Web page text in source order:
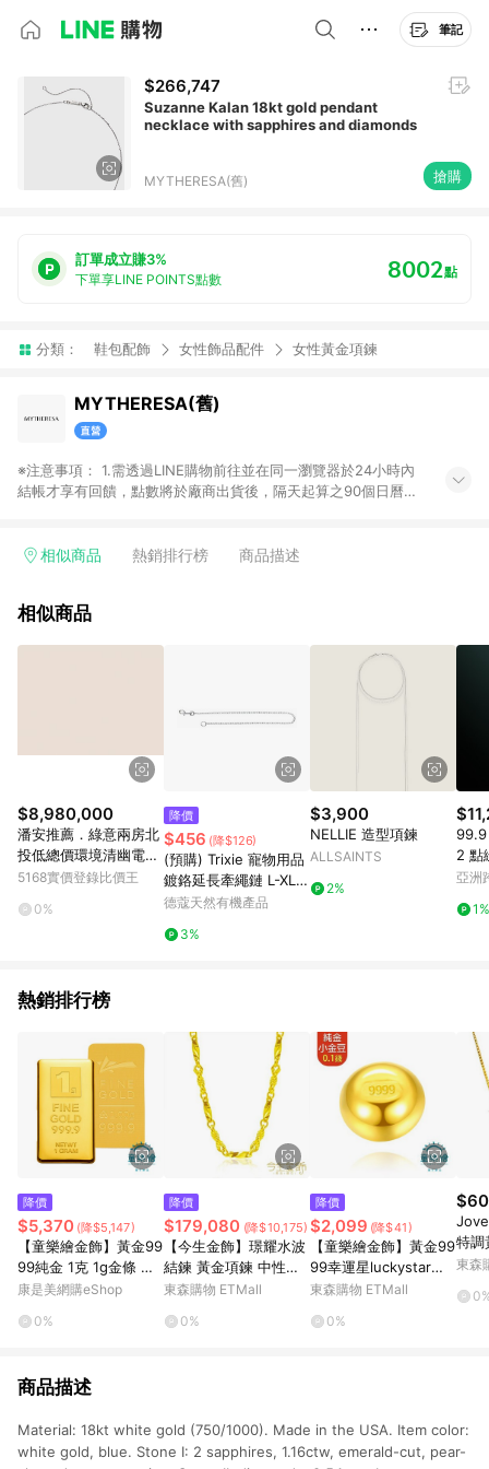
筆記
$266,747
Suzanne Kalan 18kt gold pendant
necklace with sapphires and diamonds
MYTHERESA(舊) 搶購
訂單成立賺3%
下單享LINE POINTS點數 8002點
分類： 鞋包配飾 女性飾品配件 女性黃金項鍊
MYTHERESA(舊)
※注意事項： 1.需透過LINE購物前往並在同一瀏覽器於24小時內
結帳才享有回饋，點數將於廠商出貨後，隔天起算之90個日曆天
差異。 4.若於商家App下單，不符合LINE購物導購資格。 5.訂單
Nike Kids 換貨須知： 1. 請提交您的換貨要求並聯繫我們的客戶
單創建一個新的訂單編號。 3.請通知LINE您的新訂單編號。
4.LINE 將向 Mytheresa 提出交換訂單的返現請求。 5. 請按照
Mytheresa.com 上的換貨指南完成您的換貨。 6. 請等待驗證的
返現顯示在您的界面上，這可能需要幾個月，因為它需要進行手
相似商品 熱銷排行榜 商品描述
相似商品
$8,980,000
潘安推薦．綠意兩房北
投低總價環境清幽電梯
美宅｜台北市北投區溫
5168實價登錄比價王
0%
降價
$456 (降$126)
(預購) Trixie 寵物用品
鍍鉻延長牽繩鏈 L-XL:
80 cm/4,0 mm (TX21
德蔻天然有機產品
3%
$3,900
NELLIE 造型項鍊
ALLSAINTS
2%
99.9
2 點
亞洲
1%
熱銷排行榜
降價
$5,370 (降$5,147)
【童樂繪金飾】黃金99
99純金 1克 1g金條 幸
運星LuckyStar (一公
值)
康是美網購eShop
0%
降價
$179,080 (降$10,175)
【今生金飾】璟耀水波
結鍊 黃金項鍊 中性男
女鍊
東森購物 ETMall
0%
降價
$2,099 (降$41)
【童樂繪金飾】黃金99
99幸運星luckystar小
金豆0.1錢
東森購物 ETMall
0%
特調
東森
商品描述
Material: 18kt white gold (750/1000). Made in the USA. Item color:
white gold, blue. Stone I: 2 sapphires, 1.16ctw, emerald-cut, pear-